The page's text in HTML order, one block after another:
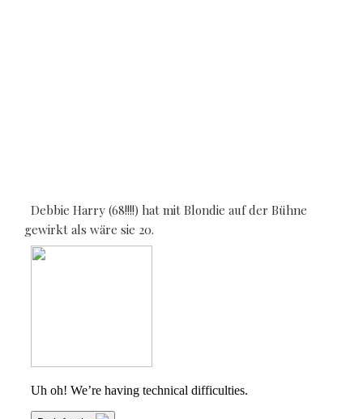
Debbie Harry (68!!!!) hat mit Blondie auf der Bühne
gewirkt als wäre sie 20.